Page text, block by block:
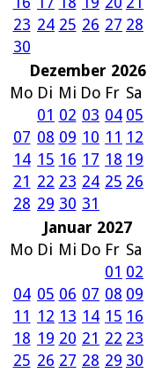
23 24 25 26 27 28
30
Dezember 2026
Mo Di Mi Do Fr Sa
01 02 03 04 05
07 08 09 10 11 12
14 15 16 17 18 19
21 22 23 24 25 26
28 29 30 31
Januar 2027
Mo Di Mi Do Fr Sa
01 02
04 05 06 07 08 09
11 12 13 14 15 16
18 19 20 21 22 23
25 26 27 28 29 30